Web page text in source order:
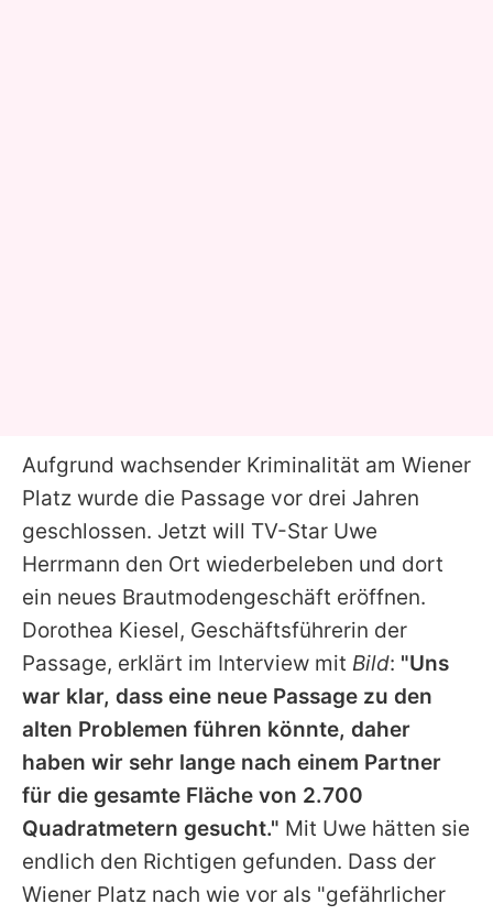
Aufgrund wachsender Kriminalität am Wiener
Platz wurde die Passage vor drei Jahren
geschlossen. Jetzt will TV-Star Uwe
Herrmann den Ort wiederbeleben und dort
ein neues Brautmodengeschäft eröffnen.
Dorothea Kiesel, Geschäftsführerin der
Passage, erklärt im Interview mit Bild: "Uns
war klar, dass eine neue Passage zu den
alten Problemen führen könnte, daher
haben wir sehr lange nach einem Partner
für die gesamte Fläche von 2.700
Quadratmetern gesucht." Mit Uwe hätten sie
endlich den Richtigen gefunden. Dass der
Wiener Platz nach wie vor als "gefährlicher